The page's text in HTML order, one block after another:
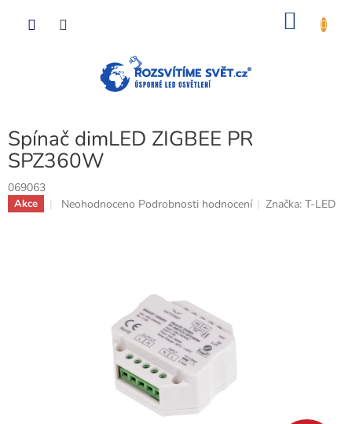
Spínač dimLED ZIGBEE PR
SPZ360W
069063
Akce
Průměrné
Neohodnoceno Podrobnosti hodnocení Značka:T-LED